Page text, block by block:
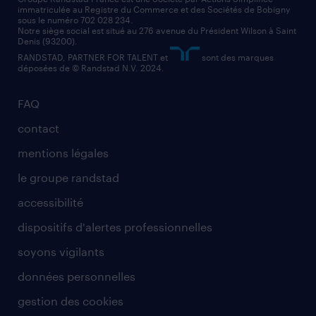
comptable
FAQ
contact
mentions légales
le groupe randstad
accessibilité
dispositifs d'alertes professionnelles
soyons vigilants
données personnelles
gestion des cookies
immatriculée au Registre du Commerce et des Sociétés de Bobigny
sous le numéro 702 028 234.
Notre siège social est situé au 276 avenue du Président Wilson à Saint
Denis (93200).
RANDSTAD, PARTNER FOR TALENT et
sont des marques
déposées de © Randstad N.V. 2024.